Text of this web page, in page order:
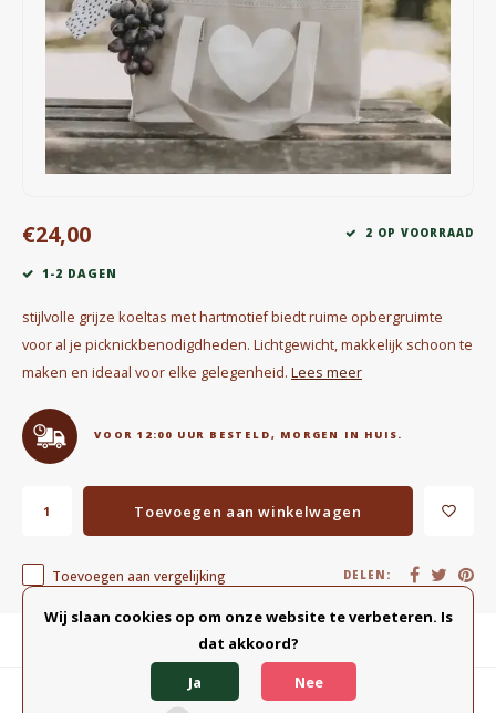
Waterkokers
Chocolade, granola en Drankpoeders
Koffie Kàn merch
Boeken
Gin
Outdoor accessoires
€24,00 2 OP VOORRAAD
1-2 DAGEN
stijlvolle grijze koeltas met hartmotief biedt ruime opbergruimte
voor al je picknickbenodigdheden. Lichtgewicht, makkelijk schoon te
maken en ideaal voor elke gelegenheid. Lees meer
VOOR 12:00 UUR BESTELD, MORGEN IN HUIS.
Toevoegen aan winkelwagen
Toevoegen aan vergelijking DELEN:
Gerelateerde producten
Wij slaan cookies op om onze website te verbeteren. Is
dat akkoord?
Ja
Nee